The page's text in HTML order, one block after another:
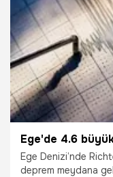
13.08.2025
Ege Denizi’nde
deprem meydana